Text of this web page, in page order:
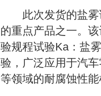
此次发货的盐雾
的重点产品之一。
验规程试验Ka：盐
验，广泛应用于汽
等领域的耐腐蚀性